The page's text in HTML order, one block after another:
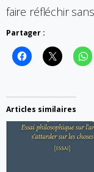
faire réfléchir
Partager :
Articles similaires